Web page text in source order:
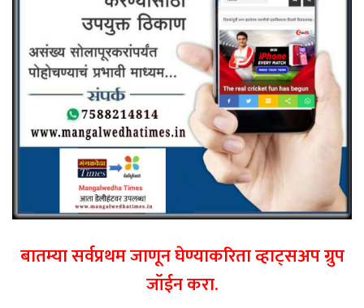
बातम्या सर्वप्रथम जाणून घेण्याकरिता व्हाट्सअप ग्रुप
जॉईन करा.